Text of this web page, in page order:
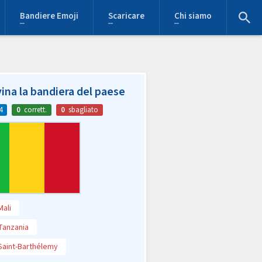
Bandiere Emoji Scaricare Chi siamo
la bandiera del paese
0 corrett. 0 sbagliato
Barthélemy